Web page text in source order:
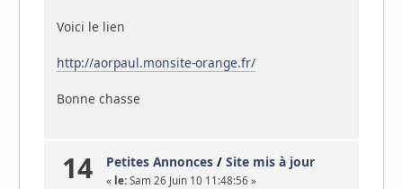
Voici le lien
http://aorpaul.monsite-orange.fr/
Bonne chasse
14 Petites Annonces /Site mis à jour
« le: Sam 26 Juin 10 11:48:56 »